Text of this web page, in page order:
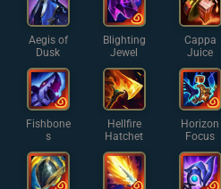
Aegis of
Dusk
Blighting
Jewel
Cappa
Juice
Fishbone
s
Hellfire
Hatchet
Horizon
Focus